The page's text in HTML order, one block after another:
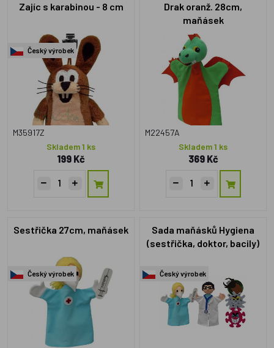
Zajíc s karabinou - 8 cm
Český výrobek
M35917Z
Skladem 1 ks
199 Kč
Drak oranž. 28cm,
maňásek
M22457A
Skladem 1 ks
369 Kč
Sestřička 27cm, maňásek
Český výrobek
Sada maňásků Hygiena
(sestřička, doktor, bacily)
Český výrobek